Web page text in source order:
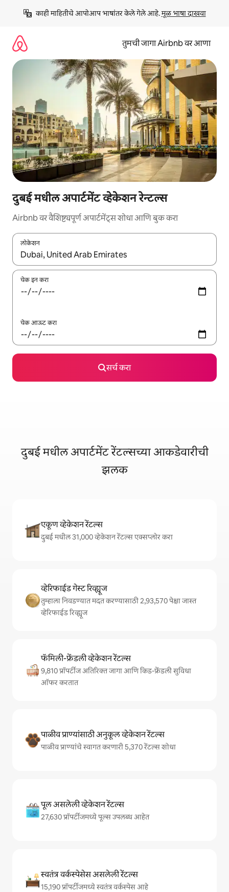
काही माहितीचे आपोआप भाषांतर केले गेले आहे. मूळ भाषा दाखवा
तुमची जागा Airbnb वर आणा
दुबई मधील अपार्टमेंट व्हेकेशन रेन्टल्स
Airbnb वर वैशिष्ट्यपूर्ण अपार्टमेंट्स शोधा आणि बुक करा
लोकेशन
जेव्हा परिणाम उपलब्ध असतील, तेव्हा वरच्या आणि खाली बाणांच्या किजसह
चेक इन करा
चेक आऊट करा
सर्च करा
दुबई मधील अपार्टमेंट रेंटल्सच्या आकडेवारीची
झलक
एकूण व्हेकेशन रेंटल्स
दुबई मधील 31,000 व्हेकेशन रेंटल्स एक्सप्लोर करा
व्हेरिफाईड गेस्ट रिव्ह्यूज
तुम्हाला निवडण्यात मदत करण्यासाठी 2,93,570 पेक्षा जास्त
व्हेरिफाईड रिव्ह्यूज
फॅमिली-फ्रेंडली व्हेकेशन रेंटल्स
9,810 प्रॉपर्टीज अतिरिक्त जागा आणि किड-फ्रेंडली सुविधा
ऑफर करतात
पाळीव प्राण्यांसाठी अनुकूल व्हेकेशन रेंटल्स
पाळीव प्राण्यांचे स्वागत करणारी 5,370 रेंटल्स शोधा
पूल असलेली व्हेकेशन रेंटल्स
27,630 प्रॉपर्टीजमध्ये पूल्स उपलब्ध आहेत
स्वतंत्र वर्कस्पेसेस असलेली रेंटल्स
15,190 प्रॉपर्टीजमध्ये स्वतंत्र वर्कस्पेस आहे